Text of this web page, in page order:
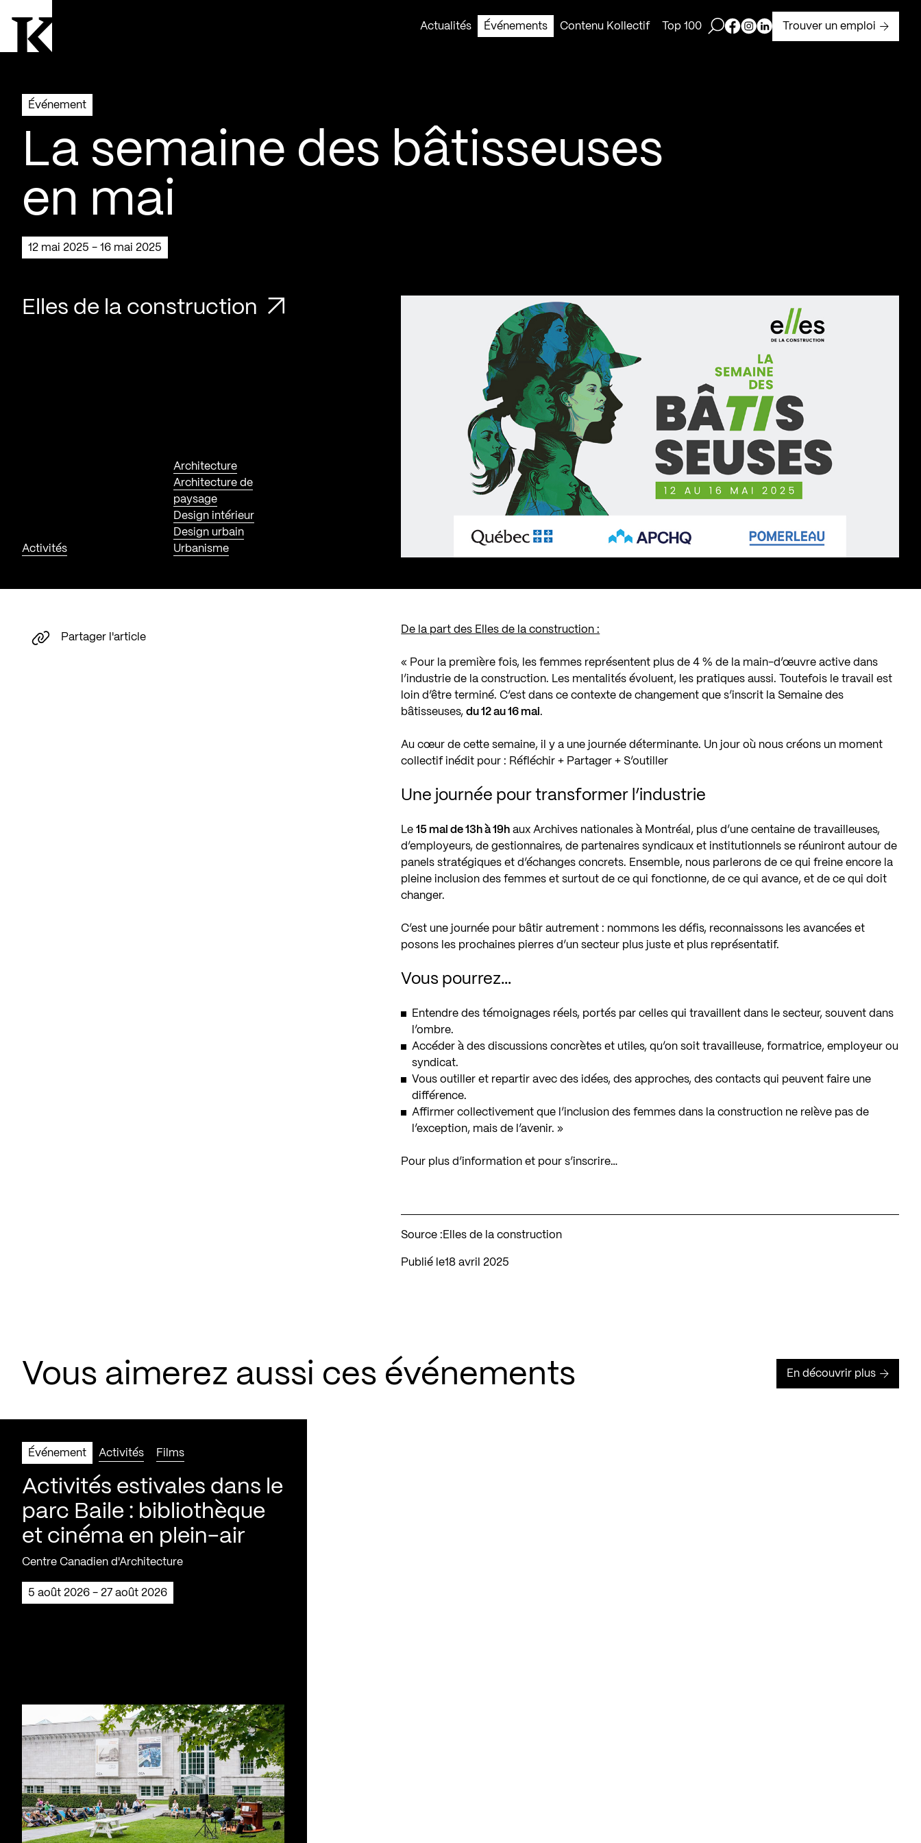
Actualités
Événements Contenu Kollectif Top 100 Ouvrir la barre de recherche
Page Facebook de Kollectif
Page Instagram de Kollectif
Page Linkedin de Kollectif
Trouver un emploi
Événement
La semaine des bâtisseuses
en mai
12 mai 2025 - 16 mai 2025
Elles de la construction
Activités
Architecture
Architecture de
paysage
Design intérieur
Design urbain
Urbanisme
De la part des Elles de la construction :
« Pour la première fois, les femmes représentent plus de 4 % de la main-d’œuvre active dans
l’industrie de la construction. Les mentalités évoluent, les pratiques aussi. Toutefois le travail est
loin d’être terminé. C’est dans ce contexte de changement que s’inscrit la Semaine des
bâtisseuses,du 12 au 16 mai.
Au cœur de cette semaine, il y a une journée déterminante. Un jour où nous créons un moment
collectif inédit pour : Réfléchir + Partager + S’outiller
Une journée pour transformer l’industrie
Le15 mai de 13h à 19h aux Archives nationales à Montréal, plus d’une centaine de travailleuses,
d’employeurs, de gestionnaires, de partenaires syndicaux et institutionnels se réuniront autour de
panels stratégiques et d’échanges concrets. Ensemble, nous parlerons de ce qui freine encore la
pleine inclusion des femmes et surtout de ce qui fonctionne, de ce qui avance, et de ce qui doit
changer.
C’est une journée pour bâtir autrement : nommons les défis, reconnaissons les avancées et
posons les prochaines pierres d’un secteur plus juste et plus représentatif.
Vous pourrez…
Entendre des témoignages réels, portés par celles qui travaillent dans le secteur, souvent dans
l’ombre.
Accéder à des discussions concrètes et utiles, qu’on soit travailleuse, formatrice, employeur ou
syndicat.
Vous outiller et repartir avec des idées, des approches, des contacts qui peuvent faire une
différence.
Affirmer collectivement que l’inclusion des femmes dans la construction ne relève pas de
l’exception, mais de l’avenir. »
Pour plus d’information et pour s’inscrire…
Source : Elles de la construction
Publié le 18 avril 2025
Partager l'article
Vous aimerez aussi ces événements En découvrir plus
Événement Activités Films
Activités estivales dans le
parc Baile : bibliothèque
et cinéma en plein-air
Centre Canadien d'Architecture
5 août 2026 - 27 août 2026